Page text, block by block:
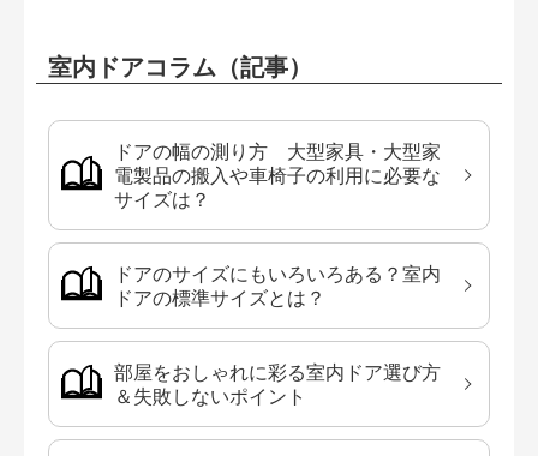
室内ドアコラム（記事）
ドアの幅の測り方 大型家具・大型家
電製品の搬入や車椅子の利用に必要な
サイズは？
ドアのサイズにもいろいろある？室内
ドアの標準サイズとは？
部屋をおしゃれに彩る室内ドア選び方
＆失敗しないポイント